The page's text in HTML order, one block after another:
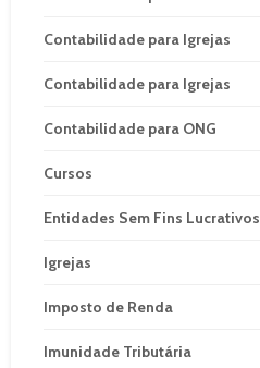
Contabilidade para Igrejas
Contabilidade para Igrejas
Contabilidade para ONG
Cursos
Entidades Sem Fins Lucrativos
Igrejas
Imposto de Renda
Imunidade Tributária